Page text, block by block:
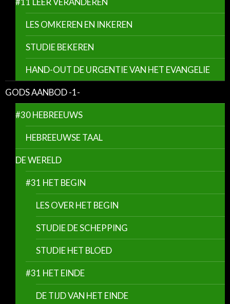
LES OMKEREN EN INKEREN
STUDIE BEKEREN
HAND-OUT DE URGENTIE VAN HET EVANGELIE
GODS AANBOD -1-
#30 HEBREEUWS
HEBREEUWSE TAAL
DE WERELD
#31 HET BEGIN
LES OVER HET BEGIN
STUDIE DE SCHEPPING
STUDIE HET BLOED
#31 HET EINDE
DE TIJD VAN HET EINDE